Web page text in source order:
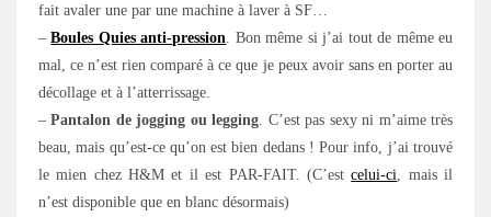
fait avaler une par une machine à laver à SF…
–Boules Quies anti-pression . Bon même si j’ai tout de même eu
mal, ce n’est rien comparé à ce que je peux avoir sans en porter au
décollage et à l’atterrissage.
–Pantalon de jogging ou legging . C’est pas sexy ni m’aime très
beau, mais qu’est-ce qu’on est bien dedans ! Pour info, j’ai trouvé
le mien chez H&M et il est PAR-FAIT. (C’estcelui-ci , mais il
n’est disponible que en blanc désormais)